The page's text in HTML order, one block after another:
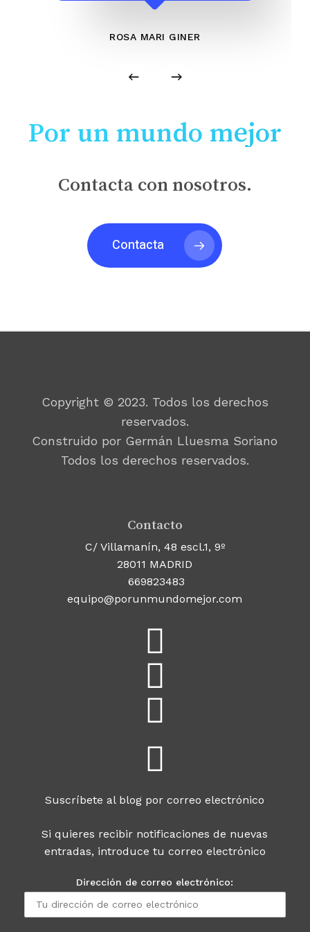
ROSA MARI GINER
Por un mundo mejor
Contacta con nosotros.
Contacta
Copyright © 2023. Todos los derechos
reservados.
Construido por Germán Lluesma Soriano
Todos los derechos reservados.
Contacto
C/ Villamanín, 48 escl.1, 9º
28011 MADRID
669823483
equipo@porunmundomejor.com
Suscríbete al blog por correo electrónico
Si quieres recibir notificaciones de nuevas
entradas, introduce tu correo electrónico
Dirección de correo electrónico: